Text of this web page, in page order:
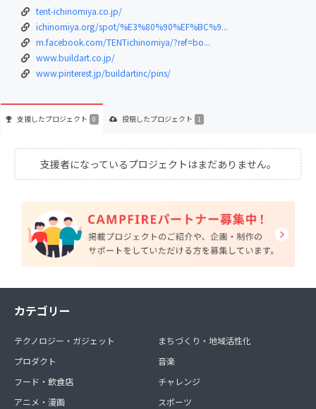
tent-ichinomiya.co.jp/
ichinomiya.org/spot/%E3%80%90%EF%BC%9...
m.facebook.com/TENTichinomiya/?ref=bo...
www.buildart.co.jp/
www.pinterest.jp/buildartinc/pins/
支援したプロジェクト 0 投稿したプロジェクト 1
支援者になっているプロジェクトはまだありません。
カテゴリー
テクノロジー・ガジェット
プロダクト
フード・飲食店
アニメ・漫画
まちづくり・地域活性化
音楽
チャレンジ
スポーツ